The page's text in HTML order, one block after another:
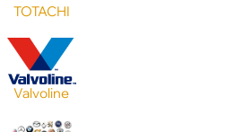
TOTACHI
Valvoline